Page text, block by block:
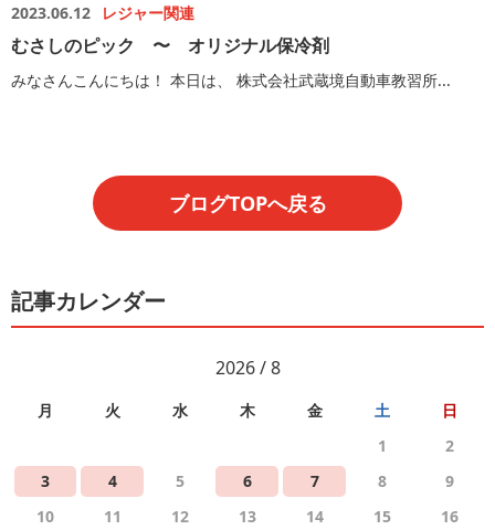
2023.06.12 レジャー関連
むさしのピック 〜 オリジナル保冷剤
みなさんこんにちは！ 本日は、 株式会社武蔵境自動車教習所...
ブログTOPへ戻る
記事カレンダー
2026 / 8
月 火 水 木 金 土
日
1
2
3
4 5 6 7 8
9
10
11 12 13 14 15
16